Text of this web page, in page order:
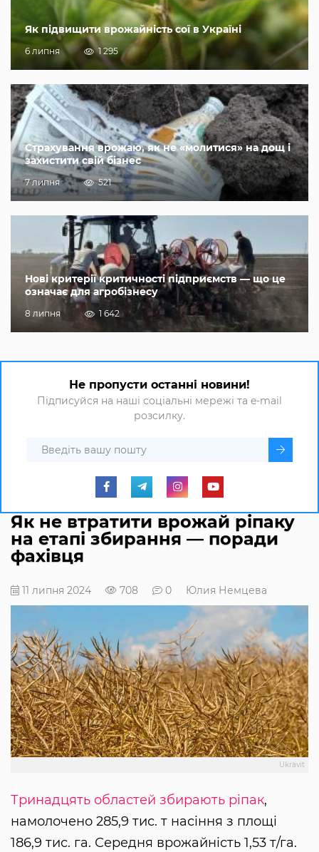
Як підвищити врожайність сої в Україні
6 липня 1 295
Страхування врожаю, як не «молитися» на дощ і
захистити свій бізнес
7 липня 521
Нові критерії критичності підприємств — що це
означає для агробізнесу
8 липня 1 642
Не пропусти останні новини!
Підписуйся на наші соціальні мережі та e-mail
розсилку.
Як не втратити врожай ріпаку
на етапі збирання — поради
фахівця
11 липня 2024 708 0 Юлия Немцева
Ukravit
Тринадцять областей збирають ріпак,
намолочено 285,9 тис. т насіння з площі
186,9 тис. га. Середня врожайність 1,53 т/га.